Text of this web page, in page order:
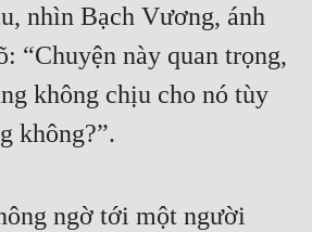
nhìn Bạch Vương, ánh
“Chuyện này quan trọng,
không chịu cho nó tùy
không?”.
ngờ tới một người